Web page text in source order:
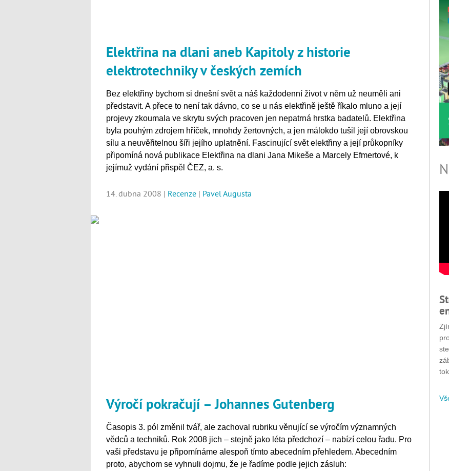
Elektřina na dlani aneb Kapitoly z historie
elektrotechniky v českých zemích
Bez elektřiny bychom si dnešní svět a náš každodenní život v něm už neuměli ani
představit. A přece to není tak dávno, co se u nás elektřině ještě říkalo mluno a její
projevy zkoumala ve skrytu svých pracoven jen nepatrná hrstka badatelů. Elektřina
byla pouhým zdrojem hříček, mnohdy žertovných, a jen málokdo tušil její obrovskou
sílu a neuvěřitelnou šíři jejího uplatnění. Fascinující svět elektřiny a její průkopníky
připomíná nová publikace Elektřina na dlani Jana Mikeše a Marcely Efmertové, k
jejímuž vydání přispěl ČEZ, a. s.
14. dubna 2008 | Recenze | Pavel Augusta
Výročí pokračují – Johannes Gutenberg
Časopis 3. pól změnil tvář, ale zachoval rubriku věnující se výročím významných
vědců a techniků. Rok 2008 jich – stejně jako léta předchozí – nabízí celou řadu. Pro
vaši představu je připomínáme alespoň tímto abecedním přehledem. Abecedním
proto, abychom se vyhnuli dojmu, že je řadíme podle jejich zásluh: